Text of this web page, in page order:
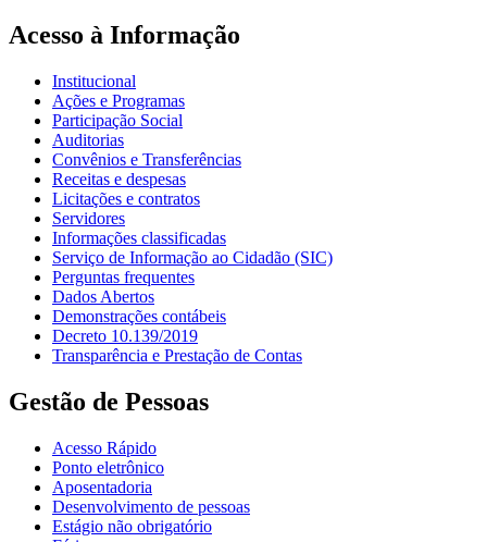
Acesso à Informação
Institucional
Ações e Programas
Participação Social
Auditorias
Convênios e Transferências
Receitas e despesas
Licitações e contratos
Servidores
Informações classificadas
Serviço de Informação ao Cidadão (SIC)
Perguntas frequentes
Dados Abertos
Demonstrações contábeis
Decreto 10.139/2019
Transparência e Prestação de Contas
Gestão de Pessoas
Acesso Rápido
Ponto eletrônico
Aposentadoria
Desenvolvimento de pessoas
Estágio não obrigatório